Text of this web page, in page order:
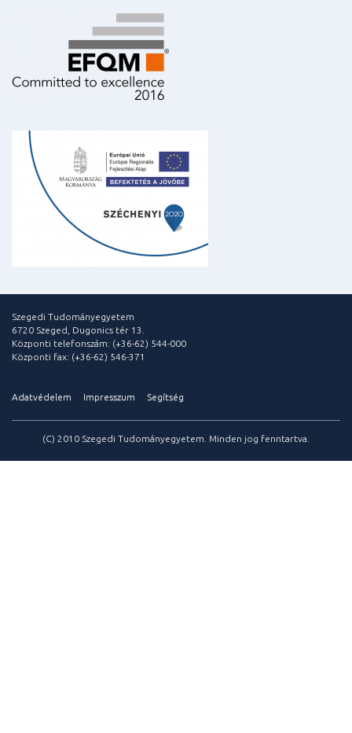
Szegedi Tudományegyetem
6720 Szeged, Dugonics tér 13.
Központi telefonszám: (+36-62) 544-000
Központi fax: (+36-62) 546-371
Adatvédelem Impresszum Segítség
(C) 2010 Szegedi Tudományegyetem. Minden jog fenntartva.